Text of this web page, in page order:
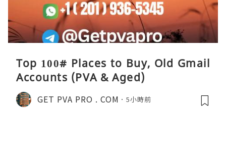
Top 100# Places to Buy, Old Gmail
Accounts (PVA & Aged)
GET PVA PRO . COM 5小時前